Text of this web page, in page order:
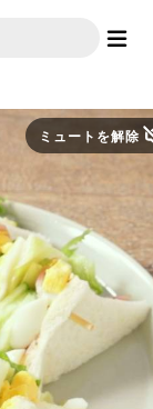
ミュートを解除